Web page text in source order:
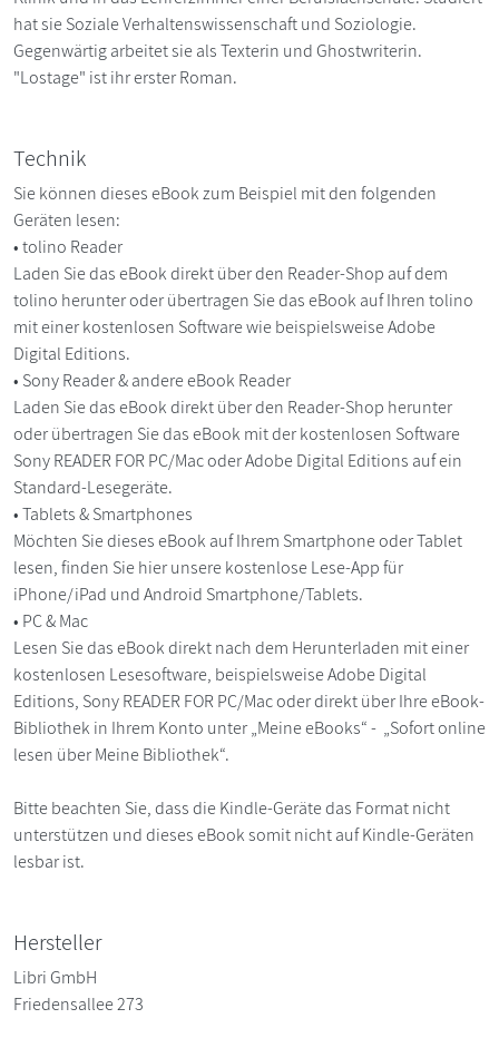
hat sie Soziale Verhaltenswissenschaft und Soziologie.
Gegenwärtig arbeitet sie als Texterin und Ghostwriterin.
"Lostage" ist ihr erster Roman.
Technik
Sie können dieses eBook zum Beispiel mit den folgenden
Geräten lesen:
• tolino Reader
Laden Sie das eBook direkt über den Reader-Shop auf dem
tolino herunter oder übertragen Sie das eBook auf Ihren tolino
mit einer kostenlosen Software wie beispielsweise Adobe
Digital Editions.
• Sony Reader & andere eBook Reader
Laden Sie das eBook direkt über den Reader-Shop herunter
oder übertragen Sie das eBook mit der kostenlosen Software
Sony READER FOR PC/Mac oder Adobe Digital Editions auf ein
Standard-Lesegeräte.
• Tablets & Smartphones
Möchten Sie dieses eBook auf Ihrem Smartphone oder Tablet
lesen, finden Sie hier unsere kostenlose Lese-App für
iPhone/iPad und Android Smartphone/Tablets.
• PC & Mac
Lesen Sie das eBook direkt nach dem Herunterladen mit einer
kostenlosen Lesesoftware, beispielsweise Adobe Digital
Editions, Sony READER FOR PC/Mac oder direkt über Ihre eBook-
Bibliothek in Ihrem Konto unter „Meine eBooks“ - „Sofort online
lesen über Meine Bibliothek“.
Bitte beachten Sie, dass die Kindle-Geräte das Format nicht
unterstützen und dieses eBook somit nicht auf Kindle-Geräten
lesbar ist.
Hersteller
Libri GmbH
Friedensallee 273